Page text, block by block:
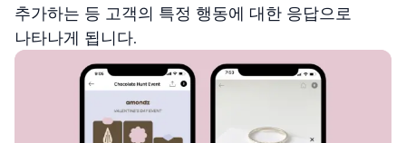
추가하는 등 고객의 특정 행동에 대한 응답으로
나타나게 됩니다.